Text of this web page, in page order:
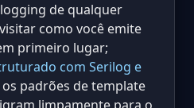
de qualquer
como você emite
primeiro lugar;
com Serilog e
padrões de template